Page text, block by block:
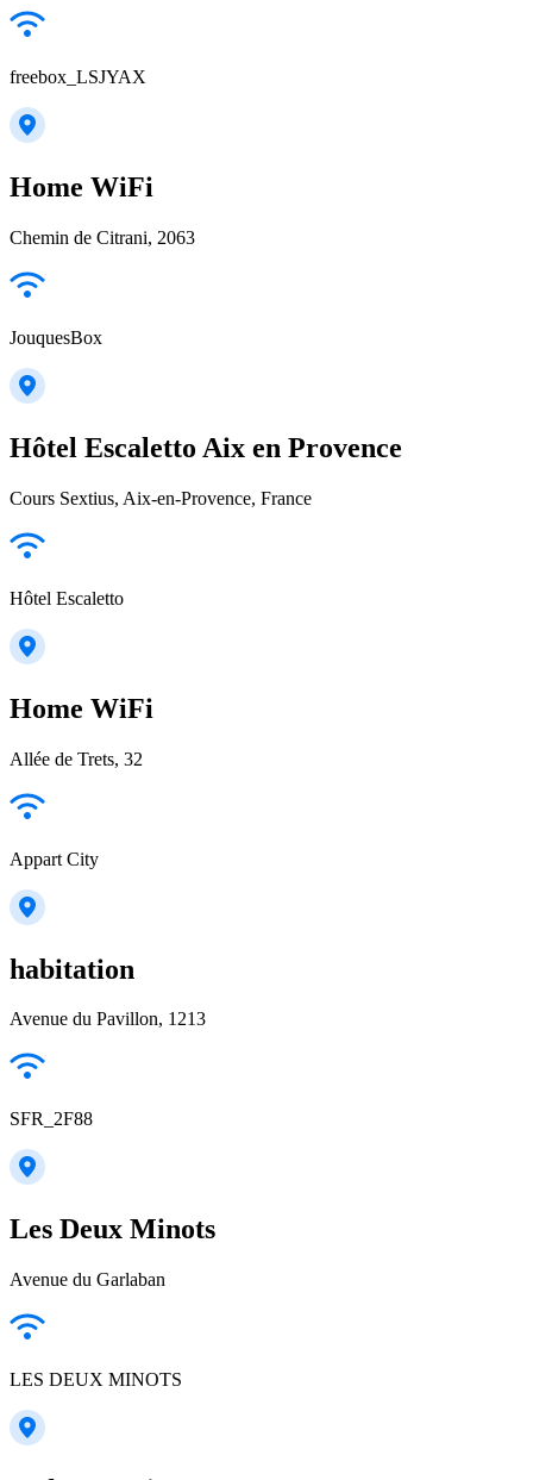
freebox_LSJYAX
Home WiFi
Chemin de Citrani, 2063
JouquesBox
Hôtel Escaletto Aix en Provence
Cours Sextius, Aix-en-Provence, France
Hôtel Escaletto
Home WiFi
Allée de Trets, 32
Appart City
habitation
Avenue du Pavillon, 1213
SFR_2F88
Les Deux Minots
Avenue du Garlaban
LES DEUX MINOTS